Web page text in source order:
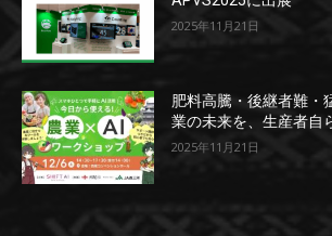
2025年11月21日
肥料高騰・後継者難・
業の未来を、生産者自
2025年11月21日